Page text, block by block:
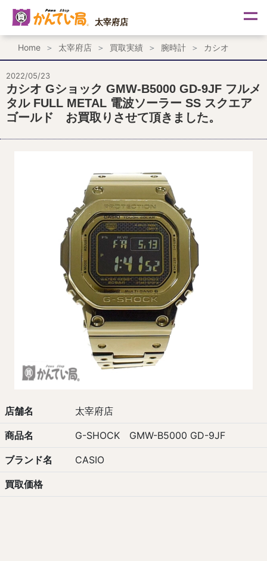
ス
ッ
プ
太宰府店
Home 太宰府店 買取実績 腕時計 カシオ
2022/05/23
カシオ Gショック GMW-B5000 GD-9JF フルメ
タル FULL METAL 電波ソーラー SS スクエア
ゴールド お買取りさせて頂きました。
店舗名 太宰府店
商品名 G-SHOCK GMW-B5000 GD-9JF
ブランド名 CASIO
買取価格